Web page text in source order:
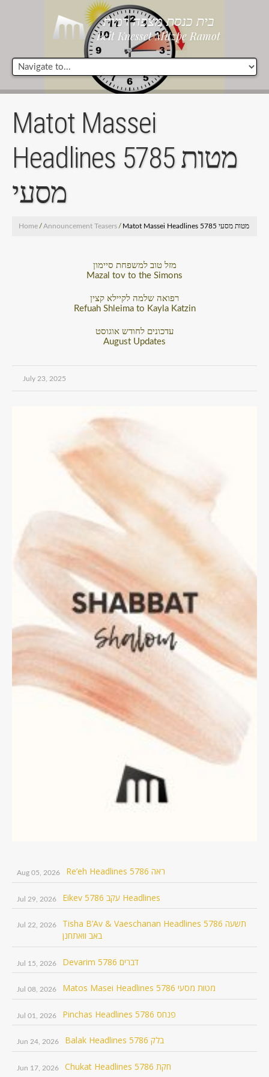
בית כנסת מצפה רמות
Beit Knesset Mitzpe Ramot
Matot Massei
Headlines 5785 מטות
מסעי
Home /Announcement Teasers / Matot Massei Headlines 5785 מטות מסעי
מזל טוב למשפחת סיימון
Mazal tov to the Simons
רפואה שלמה לקיילא קצין
Refuah Shleima to Kayla Katzin
עדכונים לחודש אוגוסט
August Updates
July 23, 2025
Aug 05, 2026 Re’eh Headlines 5786 ראה
Jul 29, 2026 Eikev 5786 עקב Headlines
Jul 22, 2026
Tisha B’Av & Vaeschanan Headlines 5786 תשעה
באב וואתחנן
Jul 15, 2026 Devarim 5786 דברים
Jul 08, 2026 Matos Masei Headlines 5786 מטות מסעי
Jul 01, 2026 Pinchas Headlines 5786 פנחס
Jun 24, 2026 Balak Headlines 5786 בלק
Jun 17, 2026 Chukat Headlines 5786 חקת